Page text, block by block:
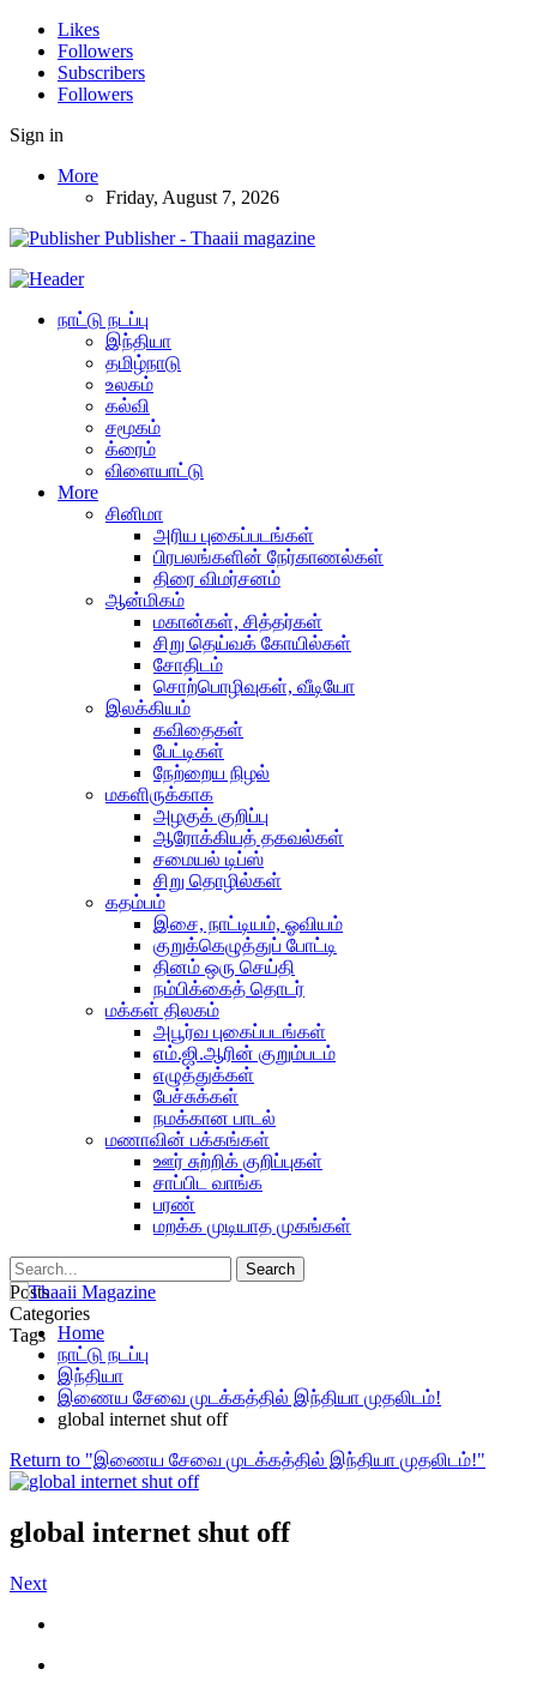
Likes
Followers
Subscribers
Followers
Sign in
More
Friday, August 7, 2026
Publisher - Thaaii magazine
நாட்டு நடப்பு
இந்தியா
தமிழ்நாடு
உலகம்
கல்வி
சமூகம்
க்ரைம்
விளையாட்டு
More
சினிமா
அரிய புகைப்படங்கள்
பிரபலங்களின் நேர்காணல்கள்
திரை விமர்சனம்
ஆன்மிகம்
மகான்கள், சித்தர்கள்
சிறு தெய்வக் கோயில்கள்
சோதிடம்
சொற்பொழிவுகள், வீடியோ
இலக்கியம்
கவிதைகள்
பேட்டிகள்
நேற்றைய நிழல்
மகளிருக்காக
அழகுக் குறிப்பு
ஆரோக்கியத் தகவல்கள்
சமையல் டிப்ஸ்
சிறு தொழில்கள்
கதம்பம்
இசை, நாட்டியம், ஓவியம்
குறுக்கெழுத்துப் போட்டி
தினம் ஒரு செய்தி
நம்பிக்கைத் தொடர்
மக்கள் திலகம்
அபூர்வ புகைப்படங்கள்
எம்.ஜி.ஆரின் குறும்படம்
எழுத்துக்கள்
பேச்சுக்கள்
நமக்கான பாடல்
மணாவின் பக்கங்கள்
ஊர் சுற்றிக் குறிப்புகள்
சாப்பிட வாங்க
பரண்
மறக்க முடியாத முகங்கள்
Posts
Categories
Tags Home
நாட்டு நடப்பு
இந்தியா
இணைய சேவை முடக்கத்தில் இந்தியா முதலிடம்!
global internet shut off
Return to "இணைய சேவை முடக்கத்தில் இந்தியா முதலிடம்!"
global internet shut off
Next